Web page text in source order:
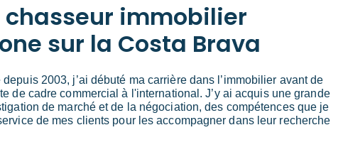
chasseur immobilier
sur la Costa Brava
2003, j’ai débuté ma carrière dans l’immobilier avant de
de cadre commercial à l'international. J’y ai acquis une grande
de marché et de la négociation, des compétences que je
de mes clients pour les accompagner dans leur recherche